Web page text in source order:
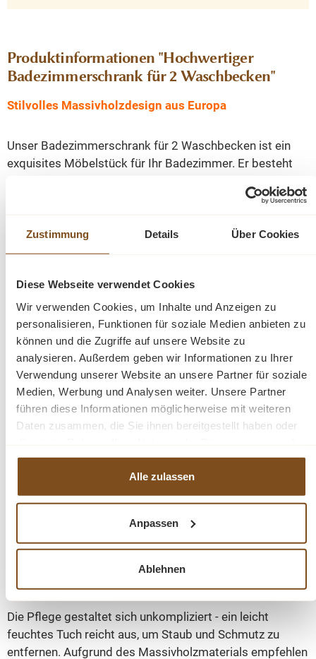
Zustimmung Details Über Cookies
Diese Webseite verwendet Cookies
Wir verwenden Cookies, um Inhalte und Anzeigen zu
personalisieren, Funktionen für soziale Medien anbieten zu
können und die Zugriffe auf unsere Website zu
analysieren. Außerdem geben wir Informationen zu Ihrer
Verwendung unserer Website an unsere Partner für soziale
Medien, Werbung und Analysen weiter. Unsere Partner
führen diese Informationen möglicherweise mit weiteren
Daten zusammen, die Sie ihnen bereitgestellt haben oder
haben.
Alle zulassen
Anpassen
Ablehnen
Produktinformationen "Hochwertiger
Badezimmerschrank für 2 Waschbecken"
Stilvolles Massivholzdesign aus Europa
Unser Badezimmerschrank für 2 Waschbecken ist ein
exquisites Möbelstück für Ihr Badezimmer. Er besteht
Flexible Gestaltungsmöglichkeiten
montieren. Sie haben die Wahl zwischen einer
Tischplatte aus massivem Kiefernholz, Eichenholz oder
einer verzinkten Tischplatte für zusätzliche Stabilität.
Praktischer Stauraum und Eleganz
Der Schrank bietet großzügigen Stauraum hinter
Ablagefläche gestaltet und enthält Spiegel. Beachten Sie,
dass Waschbecken und Wasserhähne nicht im
Lieferumfang enthalten sind, aber passende Optionen
Einfache Pflege und Wartung
Die Pflege gestaltet sich unkompliziert - ein leicht
feuchtes Tuch reicht aus, um Staub und Schmutz zu
entfernen. Aufgrund des Massivholzmaterials empfehlen